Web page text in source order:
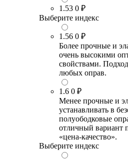
1.53 0 ₽
Выберите индекс
1.56 0 ₽
Более прочные и
очень высокими
свойствами.
любых оправ.
1.6 0 ₽
Менее прочные и
устанавливать в
полуободковые
отличный вариант
«цена-качество».
Выберите индекс